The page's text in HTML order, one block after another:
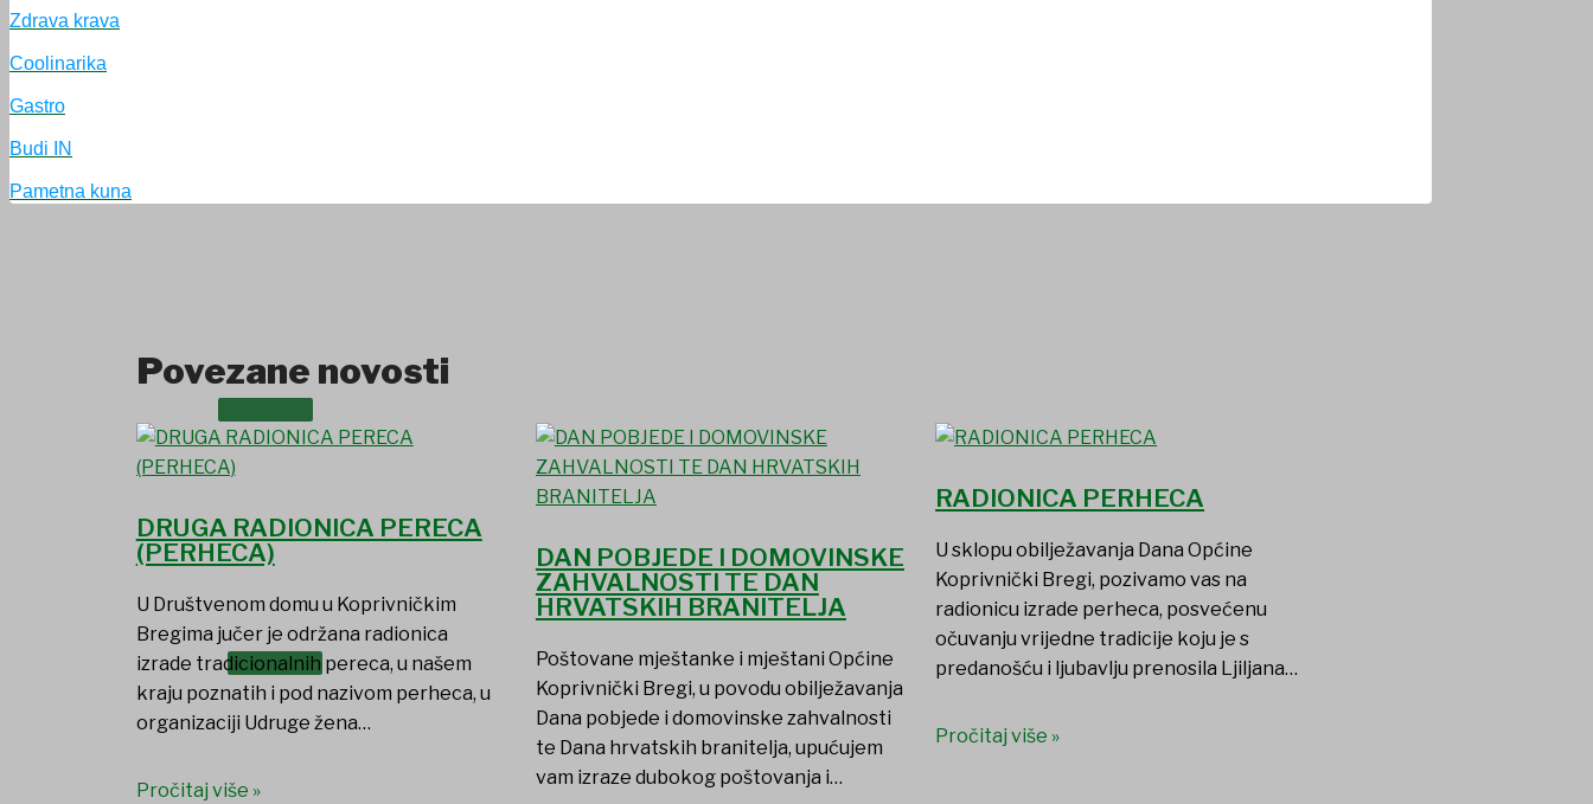
DOKUMENTI
Zdrava krava
Coolinarika
Gastro
Budi IN
Pametna kuna
Povezane novosti
DRUGA RADIONICA PERECA
(PERHECA)
U Društvenom domu u Koprivničkim
Bregima jučer je održana radionica
izrade tradicionalnih pereca, u našem
kraju poznatih i pod nazivom perheca, u
organizaciji Udruge žena…
Pročitaj više »
DAN POBJEDE I DOMOVINSKE
ZAHVALNOSTI TE DAN
HRVATSKIH BRANITELJA
Poštovane mještanke i mještani Općine
Koprivnički Bregi, u povodu obilježavanja
Dana pobjede i domovinske zahvalnosti
te Dana hrvatskih branitelja, upućujem
vam izraze dubokog poštovanja i…
RADIONICA PERHECA
U sklopu obilježavanja Dana Općine
Koprivnički Bregi, pozivamo vas na
radionicu izrade perheca, posvećenu
očuvanju vrijedne tradicije koju je s
predanošću i ljubavlju prenosila Ljiljana…
Pročitaj više »